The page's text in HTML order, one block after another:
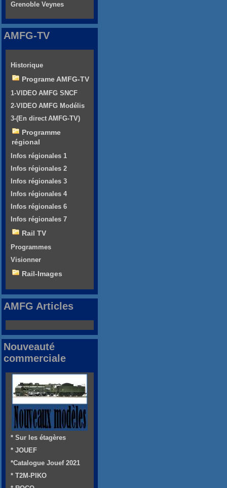
Grenoble Veynes
AMFG-TV
Historique
Programe AMFG-TV
1-VIDEO AMFG SNCF
2-VIDEO AMFG Modélis
3-(En direct AMFG-TV)
Programme
régional
Infos régionales 1
Infos régionales 2
Infos régionales 3
Infos régionales 4
Infos régionales 6
Infos régionales 7
Rail TV
Programmes
Visionner
Rail-Images
AMFG Articles
Nouveauté
commerciale
* Sur les étagères
* JOUEF
*Catalogue Jouef 2021
* T2M-PIKO